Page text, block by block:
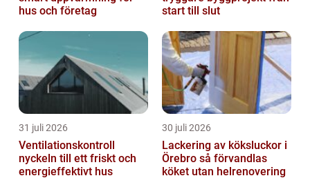
hus och företag
start till slut
31 juli 2026
Ventilationskontroll
nyckeln till ett friskt och
energieffektivt hus
30 juli 2026
Lackering av köksluckor i
Örebro så förvandlas
köket utan helrenovering